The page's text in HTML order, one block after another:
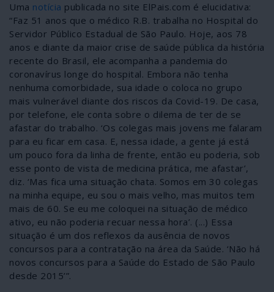
Uma notícia publicada no site ElPais.com é elucidativa:
“Faz 51 anos que o médico R.B. trabalha no Hospital do
Servidor Público Estadual de São Paulo. Hoje, aos 78
anos e diante da maior crise de saúde pública da história
recente do Brasil, ele acompanha a pandemia do
coronavírus longe do hospital. Embora não tenha
nenhuma comorbidade, sua idade o coloca no grupo
mais vulnerável diante dos riscos da Covid-19. De casa,
por telefone, ele conta sobre o dilema de ter de se
afastar do trabalho. ‘Os colegas mais jovens me falaram
para eu ficar em casa. E, nessa idade, a gente já está
um pouco fora da linha de frente, então eu poderia, sob
esse ponto de vista de medicina prática, me afastar’,
diz. ‘Mas fica uma situação chata. Somos em 30 colegas
na minha equipe, eu sou o mais velho, mas muitos tem
mais de 60. Se eu me coloquei na situação de médico
ativo, eu não poderia recuar nessa hora’. (...) Essa
situação é um dos reflexos da ausência de novos
concursos para a contratação na área da Saúde. ‘Não há
novos concursos para a Saúde do Estado de São Paulo
desde 2015’”.